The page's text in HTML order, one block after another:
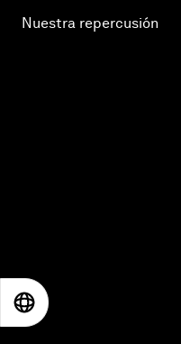
Nuestra repercusión